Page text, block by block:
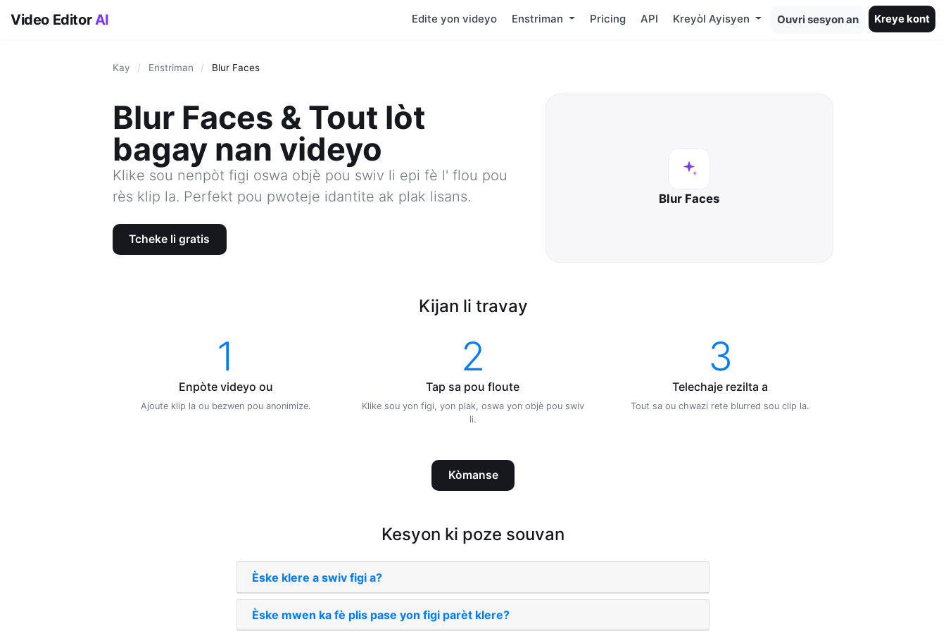
Video EditorAI Edite yon videyo Enstriman Pricing API Kreyòl Ayisyen Ouvri sesyon an Kreye kont
Kay / Enstriman / Blur Faces
Blur Faces & Tout lòt
bagay nan videyo
Klike sou nenpòt figi oswa objè pou swiv li epi fè l' flou pou
rès klip la. Perfekt pou pwoteje idantite ak plak lisans.
Tcheke li gratis
Blur Faces
Kijan li travay
1
Enpòte videyo ou
Ajoute klip la ou bezwen pou anonimize.
2
Tap sa pou floute
Klike sou yon figi, yon plak, oswa yon objè pou swiv
li.
3
Telechaje rezilta a
Tout sa ou chwazi rete blurred sou clip la.
Kòmanse
Kesyon ki poze souvan
Èske klere a swiv figi a?
Èske mwen ka fè plis pase yon figi parèt klere?